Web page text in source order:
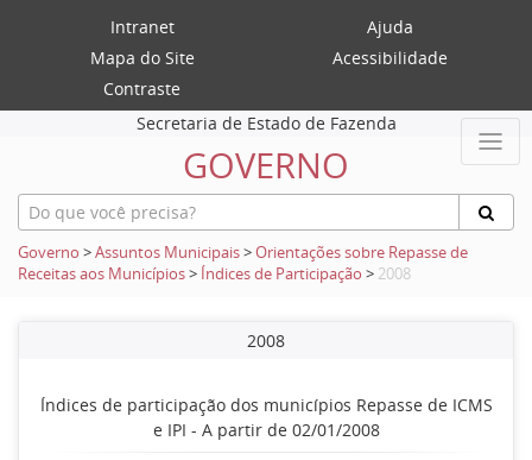
Intranet
Ajuda
Mapa do Site
Acessibilidade
Contraste
Secretaria de Estado de Fazenda
GOVERNO
Governo >Assuntos Municipais>Orientações sobre Repasse de
Receitas aos Municípios> Índices de Participação > 2008
2008
Índices de participação dos municípios Repasse de ICMS
e IPI - A partir de 02/01/2008